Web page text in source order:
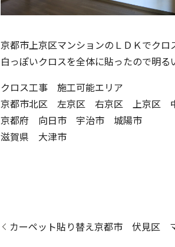
京都市上京区マンションのＬＤＫでクロ
白っぽいクロスを全体に貼ったので明る
クロス工事 施工可能エリア
京都市北区 左京区 右京区 上京区
京都府 向日市 宇治市 城陽市
滋賀県 大津市
カーペット貼り替え京都市 伏見区